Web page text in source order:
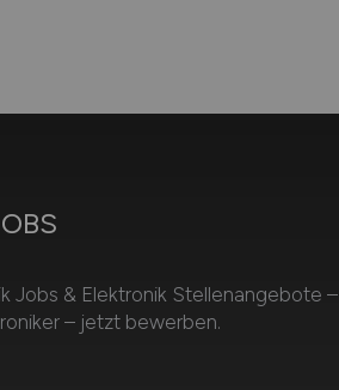
Jobs & Elektronik Stellenangebote –
– jetzt bewerben.